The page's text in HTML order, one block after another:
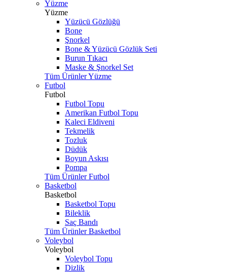
Yüzme
Yüzme
Yüzücü Gözlüğü
Bone
Şnorkel
Bone & Yüzücü Gözlük Seti
Burun Tıkacı
Maske & Şnorkel Set
Tüm Ürünler Yüzme
Futbol
Futbol
Futbol Topu
Amerikan Futbol Topu
Kaleci Eldiveni
Tekmelik
Tozluk
Düdük
Boyun Askısı
Pompa
Tüm Ürünler Futbol
Basketbol
Basketbol
Basketbol Topu
Bileklik
Saç Bandı
Tüm Ürünler Basketbol
Voleybol
Voleybol
Voleybol Topu
Dizlik